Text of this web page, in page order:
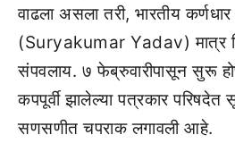
वाढला असला तरी, भारतीय
(Suryakumar Yadav) मात्र
संपवलाय. ७ फेब्रुवारीपासून सुरू
कपपूर्वी झालेल्या पत्रकार परिषदेत
सणसणीत चपराक लगावली आहे.